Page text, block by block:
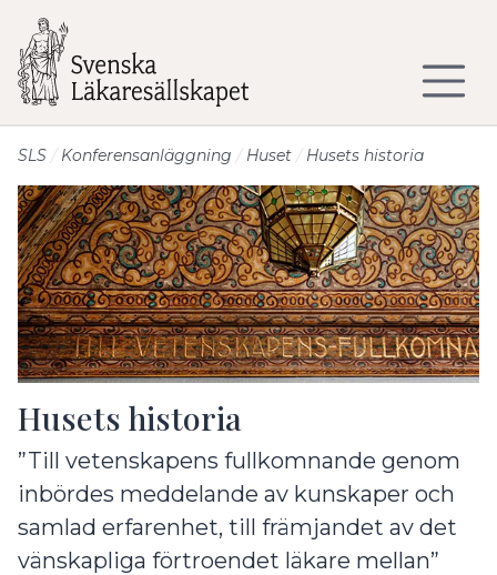
SLS Konferensanläggning Huset Husets historia
Husets historia
”Till vetenskapens fullkomnande genom
inbördes meddelande av kunskaper och
samlad erfarenhet, till främjandet av det
vänskapliga förtroendet läkare mellan”